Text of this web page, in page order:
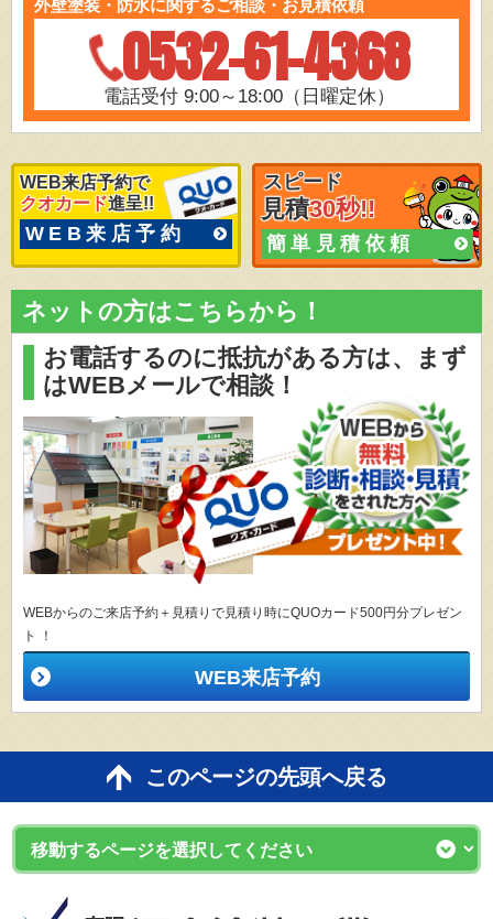
外壁塗装・防水に関するご相談・お見積依頼
0532-61-4368
電話受付 9:00～18:00（日曜定休）
WEB来店予約で
クオカード進呈!!
WEB来店予約
スピード
見積30秒!!
簡単見積依頼
ネットの方はこちらから！
お電話するのに抵抗がある方は、
まず
はWEBメールで相談！
WEBからのご来店予約＋見積りで見積り時にQUOカード500円分プレゼン
ト ！
WEB来店予約
このページの先頭へ戻る